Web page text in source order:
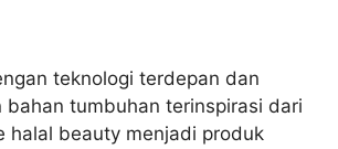
teknologi terdepan dan
bahan tumbuhan terinspirasi dari
halal beauty menjadi produk